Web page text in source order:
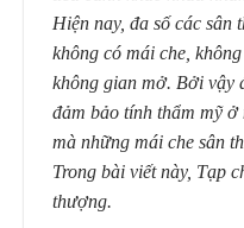
Hiện nay, đa số các sân
không có mái che,
không gian mở. Bởi vậy
đảm bảo tính thẩm mỹ
mà những mái che sân
Trong bài viết này, Tạp
thượng.